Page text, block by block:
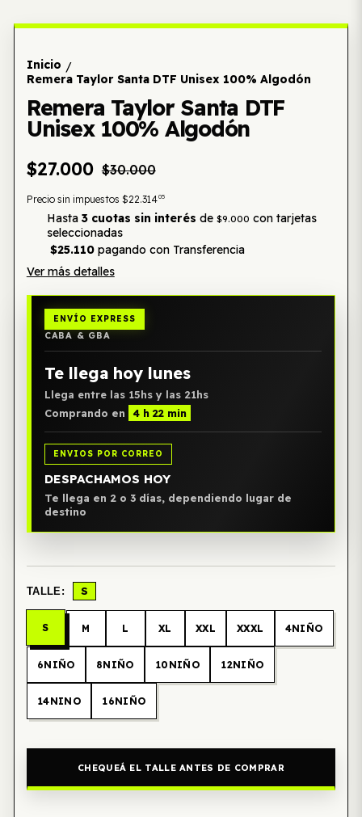
Inicio /
Remera Taylor Santa DTF Unisex 100% Algodón
Remera Taylor Santa DTF
Unisex 100% Algodón
$27.000 $30.000
Precio sin impuestos $22.31405
Hasta 3 cuotas sin interés de $9.000 con tarjetas
seleccionadas
$25.110pagando con Transferencia
Ver más detalles
ENVÍO EXPRESS
CABA & GBA
Te llega hoy lunes
Llega entre las 15hs y las 21hs
Comprando en
4 h 22 min
ENVIOS POR CORREO
DESPACHAMOS HOY
Te llega en 2 o 3 días, dependiendo lugar de
destino
TALLE: S
S M L XL XXL XXXL 4NIÑO
6NIÑO 8NIÑO 10NIÑO 12NIÑO
14NINO 16NIÑO
CHEQUEÁ EL TALLE ANTES DE COMPRAR